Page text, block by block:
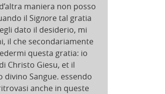
maniera non posso
il Signore tal gratia
dato il desiderio, mi
il che secondariamente
questa gratia: io
Christo Giesu, et il
Sangue. essendo
anche in queste